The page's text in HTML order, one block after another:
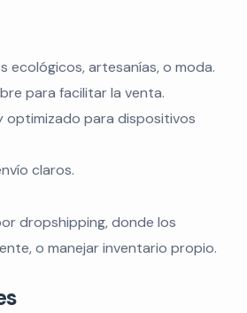
ecológicos, artesanías, o moda.
para facilitar la venta.
optimizado para dispositivos
claros.
dropshipping, donde los
o manejar inventario propio.